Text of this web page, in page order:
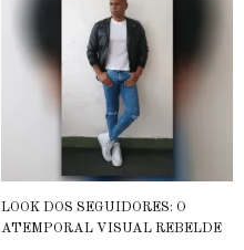
LOOK DOS SEGUIDORES: O
ATEMPORAL VISUAL REBELDE